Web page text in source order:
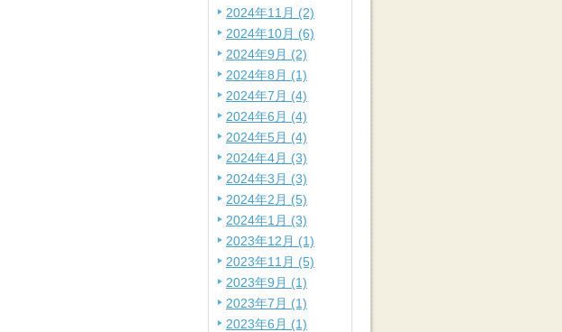
2024年11月 (2)
2024年10月 (6)
2024年9月 (2)
2024年8月 (1)
2024年7月 (4)
2024年6月 (4)
2024年5月 (4)
2024年4月 (3)
2024年3月 (3)
2024年2月 (5)
2024年1月 (3)
2023年12月 (1)
2023年11月 (5)
2023年9月 (1)
2023年7月 (1)
2023年6月 (1)